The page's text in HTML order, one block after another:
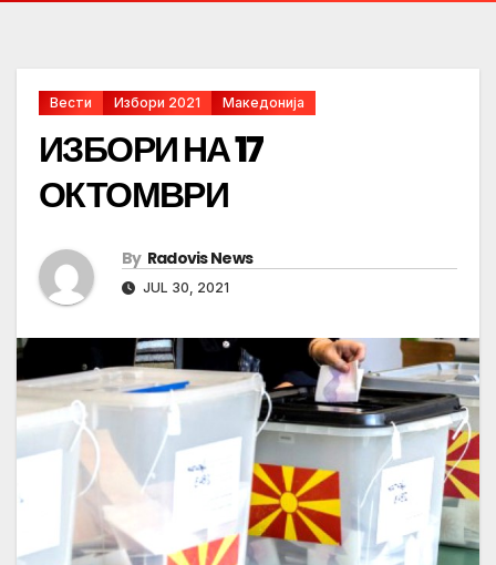
Вести Избори 2021 Македонија
ИЗБОРИ НА 17
ОКТОМВРИ
By Radovis News
JUL 30, 2021